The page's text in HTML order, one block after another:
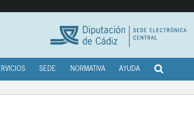
SEDE NORMATIVA AYUDA